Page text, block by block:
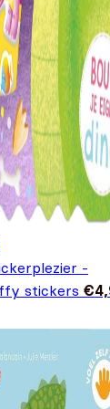
-
stickers €